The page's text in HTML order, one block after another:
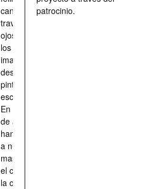
caninos a
través de los
ojos quienes
los han
imaginado,
descrito,
pintado,
esculpido...
En definitiva,
de aquellos
han situado
a nuestras
mascotas en
el centro de
la obra de
patrocinio.